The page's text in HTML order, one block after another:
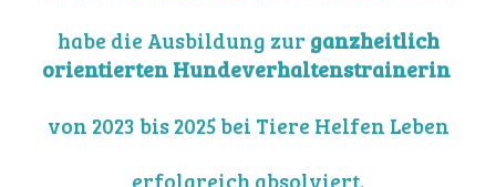
habe die Ausbildung zur ganzheitlich
orientierten Hundeverhaltenstrainerin
von 2023 bis 2025 bei Tiere Helfen Leben
erfolgreich absolviert.